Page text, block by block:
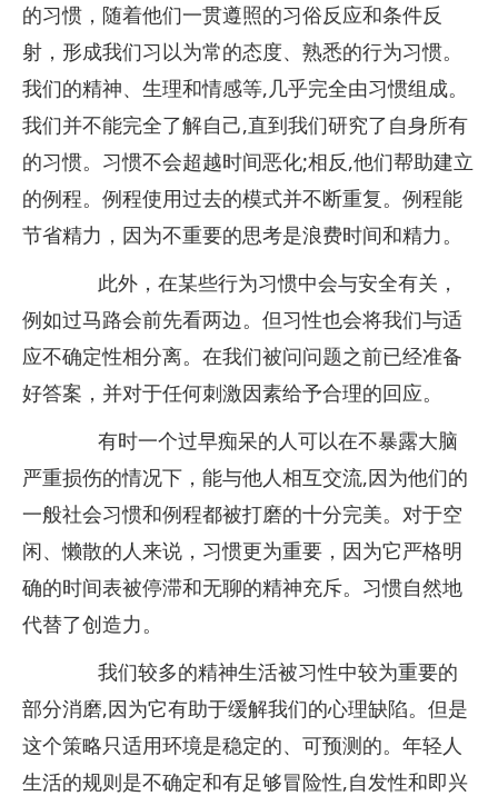
的习惯，随着他们一贯遵照的习俗反应和条件反
射，形成我们习以为常的态度、熟悉的行为习惯。
我们的精神、生理和情感等,几乎完全由习惯组成。
我们并不能完全了解自己,直到我们研究了自身所有
的习惯。习惯不会超越时间恶化;相反,他们帮助建立
的例程。例程使用过去的模式并不断重复。例程能
节省精力，因为不重要的思考是浪费时间和精力。
此外，在某些行为习惯中会与安全有关，
例如过马路会前先看两边。但习性也会将我们与适
应不确定性相分离。在我们被问问题之前已经准备
好答案，并对于任何刺激因素给予合理的回应。
有时一个过早痴呆的人可以在不暴露大脑
严重损伤的情况下，能与他人相互交流,因为他们的
一般社会习惯和例程都被打磨的十分完美。对于空
闲、懒散的人来说，习惯更为重要，因为它严格明
确的时间表被停滞和无聊的精神充斥。习惯自然地
代替了创造力。
我们较多的精神生活被习性中较为重要的
部分消磨,因为它有助于缓解我们的心理缺陷。但是
这个策略只适用环境是稳定的、可预测的。年轻人
生活的规则是不确定和有足够冒险性,自发性和即兴